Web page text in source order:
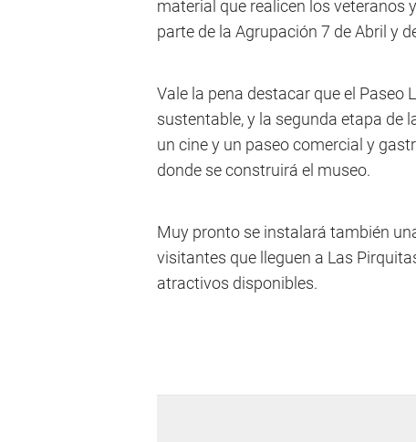
material que realicen los
parte de la Agrupación 7 de Abril y
Vale la pena destacar que el Paseo
sustentable, y la segunda etapa de
un cine y un paseo comercial y
donde se construirá el museo.
Muy pronto se instalará también
visitantes que lleguen a Las
atractivos disponibles.